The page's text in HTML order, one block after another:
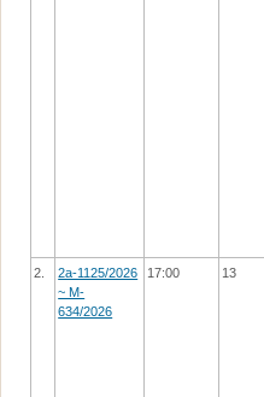
2.
2а-1125/2026
~ M-
634/2026
17:00 13